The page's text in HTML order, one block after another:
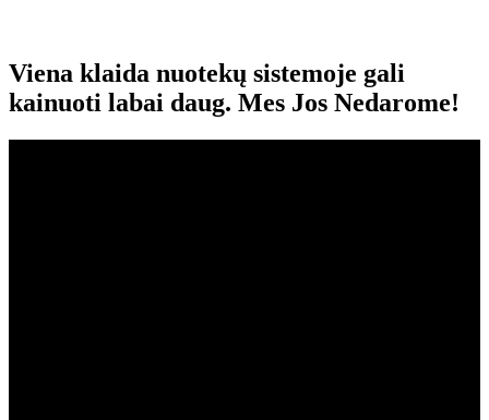
Viena klaida nuotekų sistemoje gali
kainuoti labai daug. Mes Jos Nedarome!